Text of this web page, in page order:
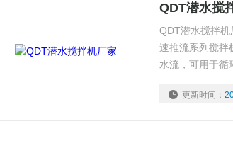
QDT潜水搅
QDT潜水搅拌
速推流系列搅拌
水流，可用于循
更新时间：